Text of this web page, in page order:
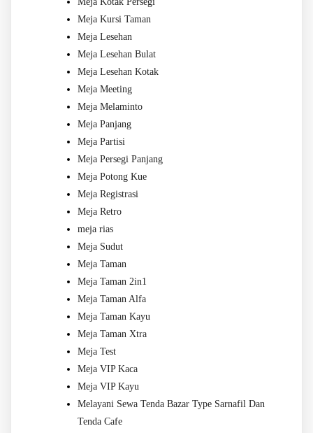
Meja Kursi Taman
Meja Lesehan
Meja Lesehan Bulat
Meja Lesehan Kotak
Meja Meeting
Meja Melaminto
Meja Panjang
Meja Partisi
Meja Persegi Panjang
Meja Potong Kue
Meja Registrasi
Meja Retro
meja rias
Meja Sudut
Meja Taman
Meja Taman 2in1
Meja Taman Alfa
Meja Taman Kayu
Meja Taman Xtra
Meja Test
Meja VIP Kaca
Meja VIP Kayu
Melayani Sewa Tenda Bazar Type Sarnafil Dan
Tenda Cafe